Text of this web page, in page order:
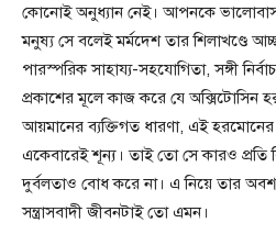
কোনোই অনুধ্যান নেই। আপনকে
মনুষ্য সে বলেই মর্মদেশ তার শিলাখণ্ডে
পারস্পরিক সাহায্য-সহযোগিতা, সঙ্গী
প্রকাশের মূলে কাজ করে যে অক্সিটোসিন
আয়মানের ব্যক্তিগত ধারণা, এই হরমোনের
একেবারেই শূন্য। তাই তো সে কারও প্রতি
দুর্বলতাও বোধ করে না। এ নিয়ে তার
সন্ত্রাসবাদী জীবনটাই তো এমন।